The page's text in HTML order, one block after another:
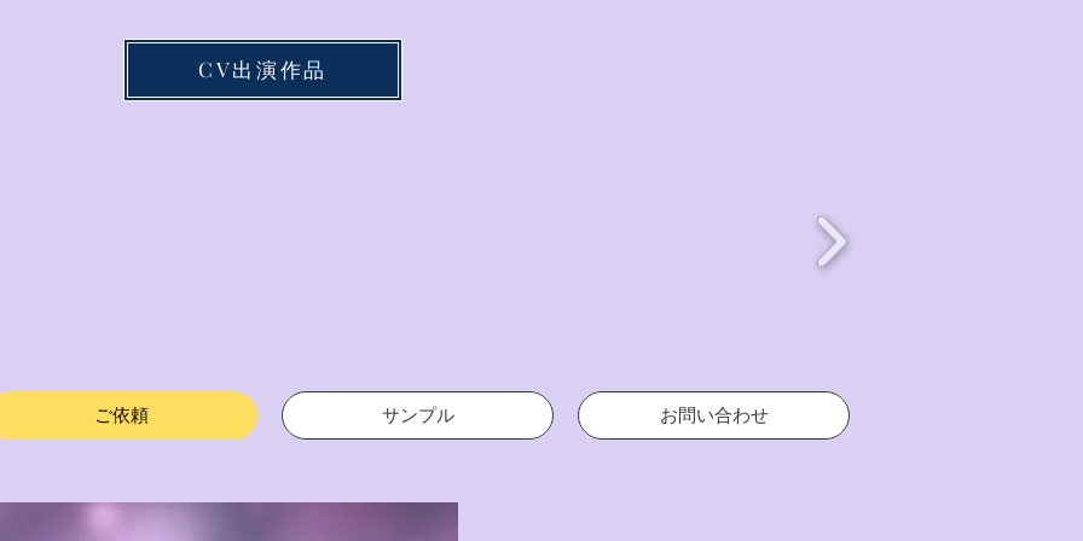
CV出演作品
ご依頼 サンプル お問い合わせ